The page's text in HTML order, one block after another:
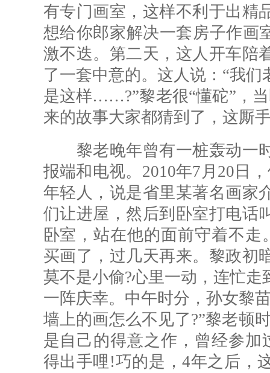
有专门画室，这样不利于出精
想给你郎家解决一套房子作画
激不迭。第二天，这人开车陪
了一套中意的。这人说：“我
是这样……?”黎老很“懂砣”，
来的故事大家都猜到了，这厮
黎老晚年曾有一桩轰动一
报端和电视。2010年7月20日
年轻人，说是省里某著名画家
们让进屋，然后到卧室打电话
卧室，站在他的面前守着不
买画了，过几天再来。黎政初
莫不是小偷?心里一动，连忙
一阵庆幸。中午时分，孙女黎
墙上的画怎么不见了?”黎老顿
是自己的得意之作，曾经参
得出手哩!巧的是，4年之后，